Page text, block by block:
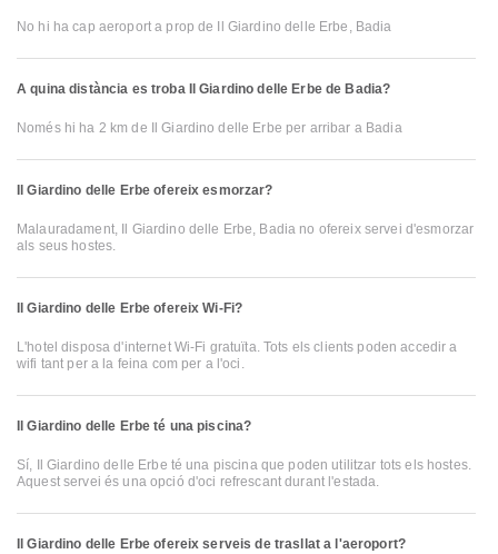
No hi ha cap aeroport a prop de Il Giardino delle Erbe, Badia
A quina distància es troba Il Giardino delle Erbe de Badia?
Només hi ha 2 km de Il Giardino delle Erbe per arribar a Badia
Il Giardino delle Erbe ofereix esmorzar?
Malauradament, Il Giardino delle Erbe, Badia no ofereix servei d'esmorzar
als seus hostes.
Il Giardino delle Erbe ofereix Wi-Fi?
L'hotel disposa d'internet Wi-Fi gratuïta. Tots els clients poden accedir a
wifi tant per a la feina com per a l'oci.
Il Giardino delle Erbe té una piscina?
Sí, Il Giardino delle Erbe té una piscina que poden utilitzar tots els hostes.
Aquest servei és una opció d'oci refrescant durant l'estada.
Il Giardino delle Erbe ofereix serveis de trasllat a l'aeroport?